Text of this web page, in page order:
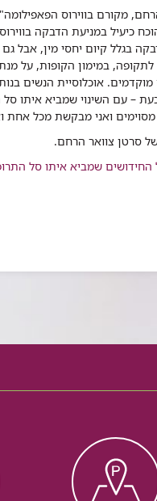
הרחם, מקורם בווירוס
כיעיל במניעת הדבקה
בגלל קיום יחסי מין, אבל
במימון הקופות, על
– עם השינוי שמביא איתו
ואני מבקשת מכל אחת
סרטן צוואר הרחם.
שמביא איתו סל התרופות